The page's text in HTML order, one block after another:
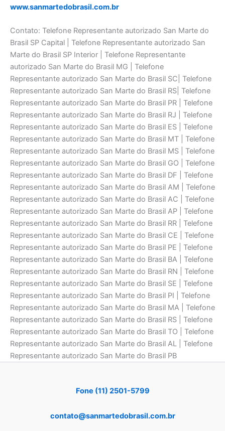
www.sanmartedobrasil.com.br
Contato: Telefone Representante autorizado San Marte do
Brasil SP Capital | Telefone Representante autorizado San
Marte do Brasil SP Interior | Telefone Representante
autorizado San Marte do Brasil MG | Telefone
Representante autorizado San Marte do Brasil SC| Telefone
Representante autorizado San Marte do Brasil RS| Telefone
Representante autorizado San Marte do Brasil PR | Telefone
Representante autorizado San Marte do Brasil RJ | Telefone
Representante autorizado San Marte do Brasil ES | Telefone
Representante autorizado San Marte do Brasil MT | Telefone
Representante autorizado San Marte do Brasil MS | Telefone
Representante autorizado San Marte do Brasil GO | Telefone
Representante autorizado San Marte do Brasil DF | Telefone
Representante autorizado San Marte do Brasil AM | Telefone
Representante autorizado San Marte do Brasil AC | Telefone
Representante autorizado San Marte do Brasil AP | Telefone
Representante autorizado San Marte do Brasil RR | Telefone
Representante autorizado San Marte do Brasil CE | Telefone
Representante autorizado San Marte do Brasil PE | Telefone
Representante autorizado San Marte do Brasil BA | Telefone
Representante autorizado San Marte do Brasil RN | Telefone
Representante autorizado San Marte do Brasil SE | Telefone
Representante autorizado San Marte do Brasil PI | Telefone
Representante autorizado San Marte do Brasil MA | Telefone
Representante autorizado San Marte do Brasil RS | Telefone
Representante autorizado San Marte do Brasil TO | Telefone
Representante autorizado San Marte do Brasil AL | Telefone
Representante autorizado San Marte do Brasil PB
Fone (11) 2501-5799
contato@sanmartedobrasil.com.br